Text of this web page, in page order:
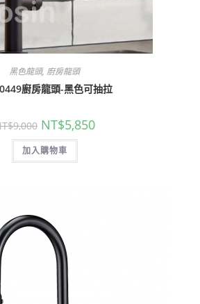
黑色龍頭, 廚房龍頭
廚房龍頭-黑色可抽拉
9,000 原
始
價
格：
NT$9,000。
NT$5,850目
前
加入購物車